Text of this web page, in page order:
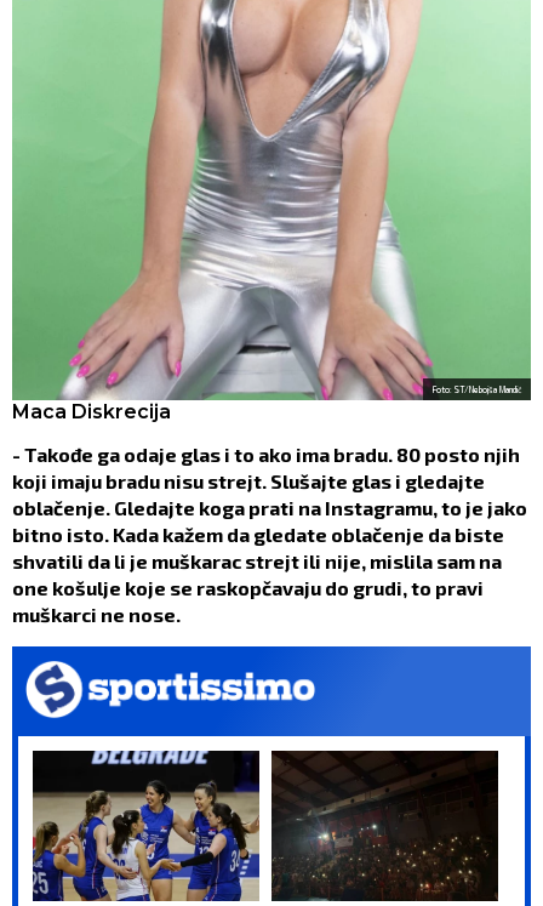
Foto: ST/Nebojša Mandić
Maca Diskrecija
- Takođe ga odaje glas i to ako ima bradu. 80 posto njih
koji imaju bradu nisu strejt. Slušajte glas i gledajte
oblačenje. Gledajte koga prati na Instagramu, to je jako
bitno isto. Kada kažem da gledate oblačenje da biste
shvatili da li je muškarac strejt ili nije, mislila sam na
one košulje koje se raskopčavaju do grudi, to pravi
muškarci ne nose.